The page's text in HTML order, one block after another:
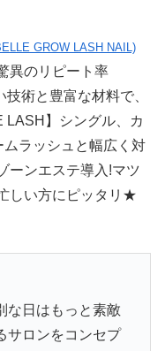
GROW LASH NAIL)
異のリピート率
術と豊富な材料で、
LASH】シングル、カ
ラッシュと幅広く対
ーンエステ導入!マツ
しい方にピッタリ★
な日はもっと素敵
サロンをコンセプ